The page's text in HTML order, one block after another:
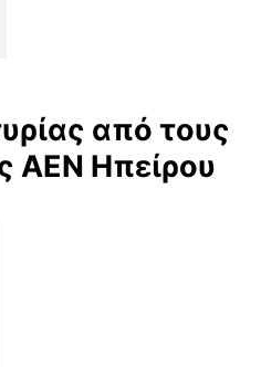
από τους
ΑΕΝ Ηπείρου